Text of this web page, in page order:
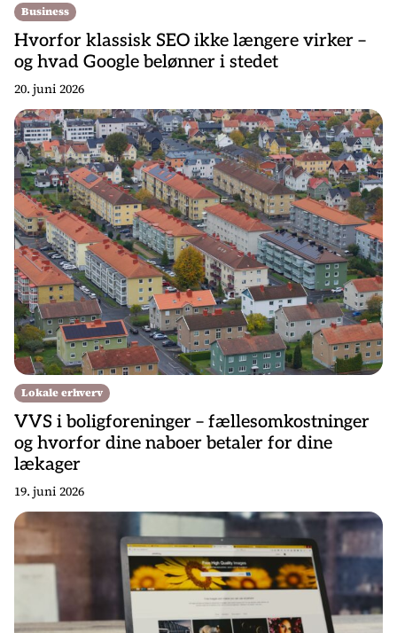
Business
Hvorfor klassisk SEO ikke længere virker –
og hvad Google belønner i stedet
20. juni 2026
Lokale erhverv
VVS i boligforeninger – fællesomkostninger
og hvorfor dine naboer betaler for dine
lækager
19. juni 2026